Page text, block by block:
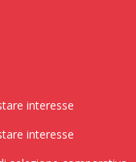
interesse
interesse